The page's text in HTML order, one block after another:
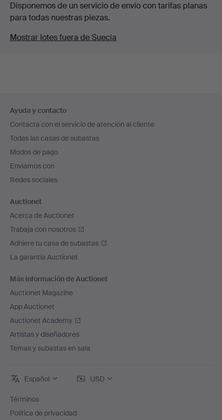
Disponemos de un servicio de envío con tarifas planas
para todas nuestras piezas.
Mostrar lotes fuera de Suecia
en
el
pie
de
página
Ayuda y contacto
Contacta con el servicio de atención al cliente
Todas las casas de subastas
Modos de pago
Enviamos con
Redes sociales
Auctionet
Acerca de Auctionet
Trabaja con nosotros
Adhiere tu casa de subastas
La garantía Auctionet
Más información de Auctionet
Auctionet Magazine
App Auctionet
Auctionet Academy
Artistas y diseñadores
Temas y subastas en sala
Español USD
Términos
Política de privacidad